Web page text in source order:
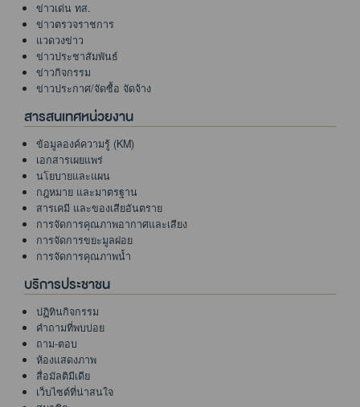
ข่าวเด่น ทส.
ข่าวตรวจราชการ
แวดวงข่าว
ข่าวประชาสัมพันธ์
ข่าวกิจกรรม
ข่าวประกาศ/จัดซื้อ จัดจ้าง
สารสนเทศหน่วยงาน
ข้อมูลองค์ความรู้ (KM)
เอกสารเผยแพร่
นโยบายและแผน
กฎหมาย และมาตรฐาน
สารเคมี และของเสียอันตราย
การจัดการคุณภาพอากาศและเสียง
การจัดการขยะมูลฝอย
การจัดการคุณภาพน้ำ
บริการประชาชน
ปฏิทินกิจกรรม
คำถามที่พบบ่อย
ถาม-ตอบ
ห้องแสดงภาพ
สื่อมัลติมีเดีย
เว็บไซต์ที่น่าสนใจ